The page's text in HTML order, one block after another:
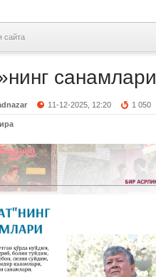
сайта
санамлари
11-12-2025, 12:20 1 050